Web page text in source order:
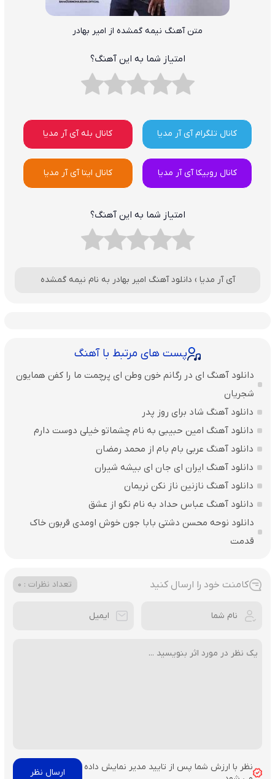
متن آهنگ نیمه گمشده از امیر بهادر
امتیاز شما به این آهنگ؟
کانال تلگرام آی آر مدیا کانال بله آی آر مدیا
کانال روبیکا آی آر مدیا کانال ایتا آی آر مدیا
امتیاز شما به این آهنگ؟
آی آر مدیا › دانلود آهنگ امیر بهادر به نام نیمه گمشده
پست های مرتبط با آهنگ
دانلود آهنگ ای در رگانم خون وطن ای پرچمت ما را کفن همایون
شجریان
دانلود آهنگ شاد برای روز پدر
دانلود آهنگ امین حبیبی به نام چشماتو خیلی دوست دارم
دانلود آهنگ عربی بام بام از محمد رمضان
دانلود آهنگ ایران ای جان ای بیشه شیران
دانلود آهنگ نازنین ناز نکن نریمان
دانلود آهنگ عباس حداد به نام نگو از عشق
دانلود نوحه محسن دشتی بابا جون خوش اومدی قربون خاک
قدمت
کامنت خود را ارسال کنید تعداد نظرات : 0
نظر با ارزش شما پس از تایید مدیر نمایش داده